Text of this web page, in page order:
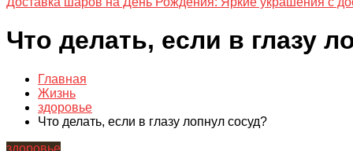
Что делать, если в глазу
Главная
Жизнь
здоровье
Что делать, если в глазу лопнул сосуд?
здоровье